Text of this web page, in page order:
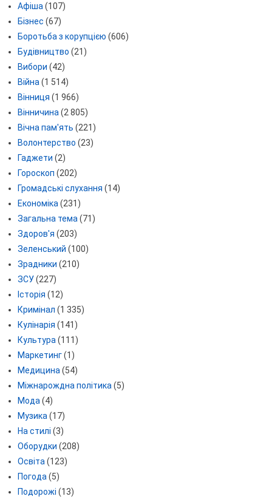
Афіша (107)
Бізнес (67)
Боротьба з корупцією (606)
Будівництво (21)
Вибори (42)
Війна (1 514)
Вінниця (1 966)
Вінничина (2 805)
Вічна пам'ять (221)
Волонтерство (23)
Гаджети (2)
Гороскоп (202)
Громадські слухання (14)
Економіка (231)
Загальна тема (71)
Здоров'я (203)
Зеленський (100)
Зрадники (210)
ЗСУ(227)
Історія (12)
Кримінал (1 335)
Кулінарія (141)
Культура (111)
Маркетинг(1)
Медицина (54)
Міжнарождна політика (5)
Мода (4)
Музика (17)
На стилі (3)
Оборудки (208)
Освіта (123)
Погода (5)
Подорожі (13)